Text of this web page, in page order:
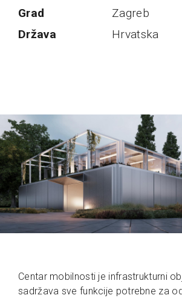
Grad
Zagreb
Država
Hrvatska
Centar mobilnosti je infrastrukturni
sadržava sve funkcije potrebne za